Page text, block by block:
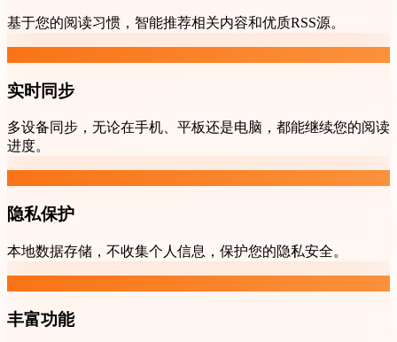
基于您的阅读习惯，智能推荐相关内容和优质RSS源。
实时同步
多设备同步，无论在手机、平板还是电脑，都能继续您的阅读
进度。
隐私保护
本地数据存储，不收集个人信息，保护您的隐私安全。
丰富功能